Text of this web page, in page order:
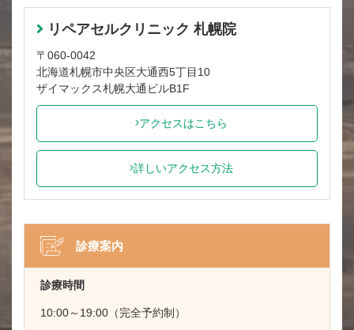
リペアセルクリニック 札幌院
〒060-0042
北海道札幌市中央区大通西5丁目10
ザイマックス札幌大通ビルB1F
アクセスはこちら
詳しいアクセス方法
診療案内
診療時間
10:00～19:00（完全予約制）